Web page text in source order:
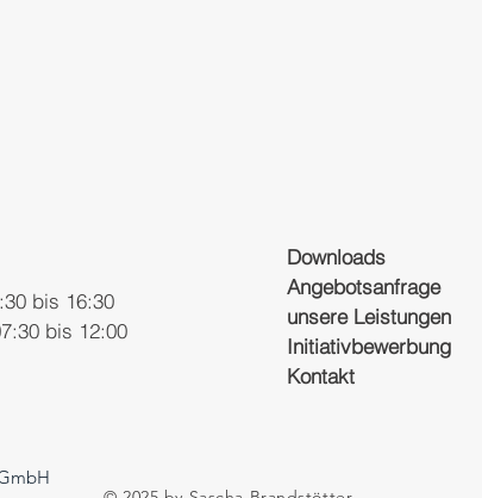
bis 16:30
12:00
Downloads
Angebotsanfrage
unsere Leistungen
Initiativbewerbung
Kontakt